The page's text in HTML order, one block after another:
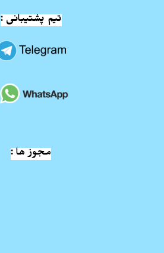
تیم پشتیبانی :
مجوز ها :